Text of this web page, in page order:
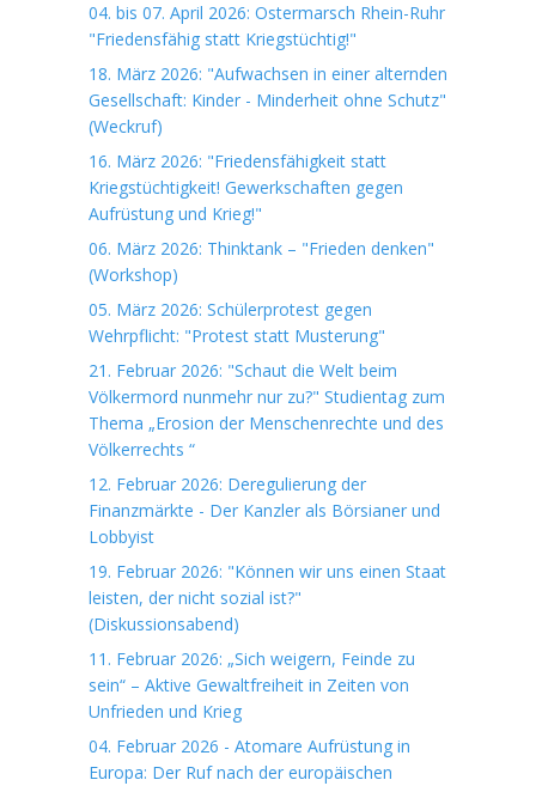
04. bis 07. April 2026: Ostermarsch Rhein-Ruhr
"Friedensfähig statt Kriegstüchtig!"
18. März 2026: "Aufwachsen in einer alternden
Gesellschaft: Kinder - Minderheit ohne Schutz"
(Weckruf)
16. März 2026: "Friedensfähigkeit statt
Kriegstüchtigkeit! Gewerkschaften gegen
Aufrüstung und Krieg!"
06. März 2026: Thinktank – "Frieden denken"
(Workshop)
05. März 2026: Schülerprotest gegen
Wehrpflicht: "Protest statt Musterung"
21. Februar 2026: "Schaut die Welt beim
Völkermord nunmehr nur zu?" Studientag zum
Thema „Erosion der Menschenrechte und des
Völkerrechts “
12. Februar 2026: Deregulierung der
Finanzmärkte - Der Kanzler als Börsianer und
Lobbyist
19. Februar 2026: "Können wir uns einen Staat
leisten, der nicht sozial ist?"
(Diskussionsabend)
11. Februar 2026: „Sich weigern, Feinde zu
sein“ – Aktive Gewaltfreiheit in Zeiten von
Unfrieden und Krieg
04. Februar 2026 - Atomare Aufrüstung in
Europa: Der Ruf nach der europäischen